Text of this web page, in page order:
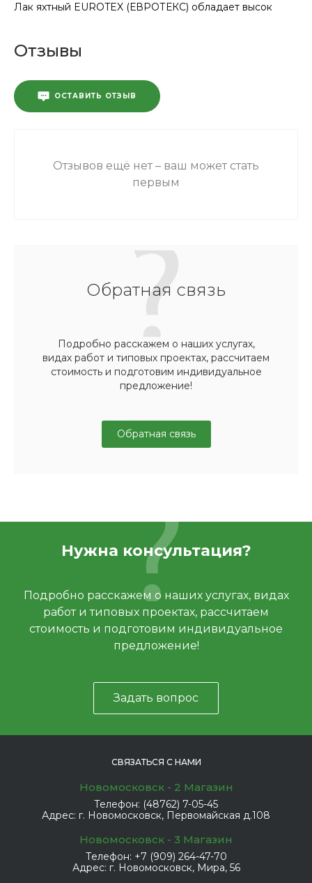
Лак яхтный EUROTEX (ЕВРОТЕКС) обладает высок
Отзывы
ОСТАВИТЬ ОТЗЫВ
Отзывов ещё нет – ваш может стать
первым
Обратная связь
Подробно расскажем о наших услугах,
видах работ и типовых проектах, рассчитаем
стоимость и подготовим индивидуальное
предложение!
Обратная связь
Нужна консультация?
Подробно расскажем о наших услугах, видах
работ и типовых проектах, рассчитаем
стоимость и подготовим индивидуальное
предложение!
Задать вопрос
СВЯЗАТЬСЯ С НАМИ
Новомосковск - 2 Магазин
Телефон: (48762) 7-05-45
Адрес: г. Новомосковск, Первомайская д.108
Новомосковск - 3 Магазин
Телефон: +7 (909) 264-47-70
Адрес: г. Новомосковск, Мира, 56